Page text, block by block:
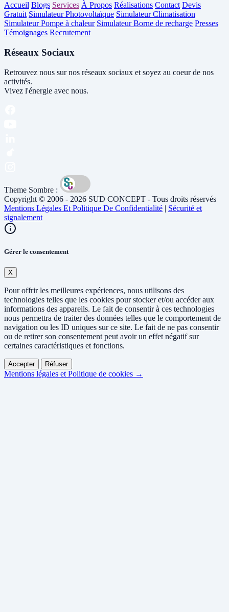
Accueil Blogs Services À Propos Réalisations Contact Devis
Gratuit Simulateur Photovoltaïque Simulateur Climatisation
Simulateur Pompe à chaleur Simulateur Borne de recharge Presses
Témoignages Recrutement
Réseaux Sociaux
Retrouvez nous sur nos réseaux sociaux et soyez au coeur de nos
activités.
Vivez l'énergie avec nous.
Theme Sombre :
Copyright © 2006 - 2026 SUD CONCEPT - Tous droits réservés
Mentions Légales Et Politique De Confidentialité | Sécurité et
signalement
Gérer le consentement
X
Pour offrir les meilleures expériences, nous utilisons des
technologies telles que les cookies pour stocker et/ou accéder aux
informations des appareils. Le fait de consentir à ces technologies
nous permettra de traiter des données telles que le comportement de
navigation ou les ID uniques sur ce site. Le fait de ne pas consentir
ou de retirer son consentement peut avoir un effet négatif sur
certaines caractéristiques et fonctions.
Accepter Réfuser
Mentions légales et Politique de cookies →